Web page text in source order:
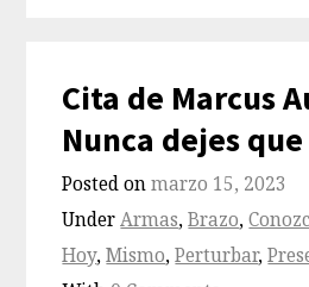
Cita de Marcus
Nunca dejes
Posted onmarzo 15, 2023
UnderArmas,Brazo,
Hoy,Mismo,Perturbar,